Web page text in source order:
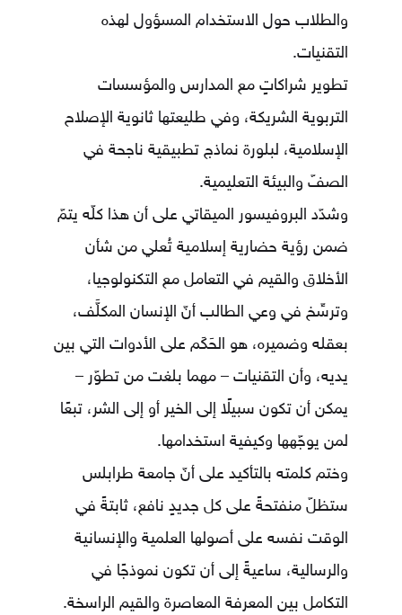
والطلاب حول الاستخدام المسؤول لهذه
التقنيات.
تطوير شراكاتٍ مع المدارس والمؤسسات
التربوية الشريكة، وفي طليعتها ثانوية الإصلاح
الإسلامية، لبلورة نماذج تطبيقية ناجحة في
الصفّ والبيئة التعليمية.
وشدّد البروفيسور الميقاتي على أن هذا كلّه يتمّ
ضمن رؤية حضارية إسلامية تُعلي من شأن
الأخلاق والقيم في التعامل مع التكنولوجيا،
وترسِّخ في وعي الطالب أنّ الإنسان المكلَّف،
بعقله وضميره، هو الحَكَم على الأدوات التي بين
يديه، وأن التقنيات – مهما بلغت من تطوّر –
يمكن أن تكون سبيلًا إلى الخير أو إلى الشر، تبعًا
لمن يوجّهها وكيفية استخدامها.
وختم كلمته بالتأكيد على أنّ جامعة طرابلس
ستظلّ منفتحةً على كل جديدٍ نافع، ثابتةً في
الوقت نفسه على أصولها العلمية والإنسانية
والرسالية، ساعيةً إلى أن تكون نموذجًا في
التكامل بين المعرفة المعاصرة والقيم الراسخة.